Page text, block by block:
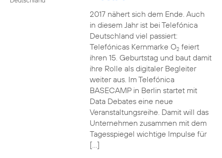
2017 nähert sich dem Ende. Auch
in diesem Jahr ist bei Telefónica
Deutschland viel passiert:
Telefónicas Kernmarke O2feiert
ihren 15. Geburtstag und baut damit
ihre Rolle als digitaler Begleiter
weiter aus. Im Telefónica
BASECAMP in Berlin startet mit
Data Debates eine neue
Veranstaltungsreihe. Damit will das
Unternehmen zusammen mit dem
Tagesspiegel wichtige Impulse für
[…]